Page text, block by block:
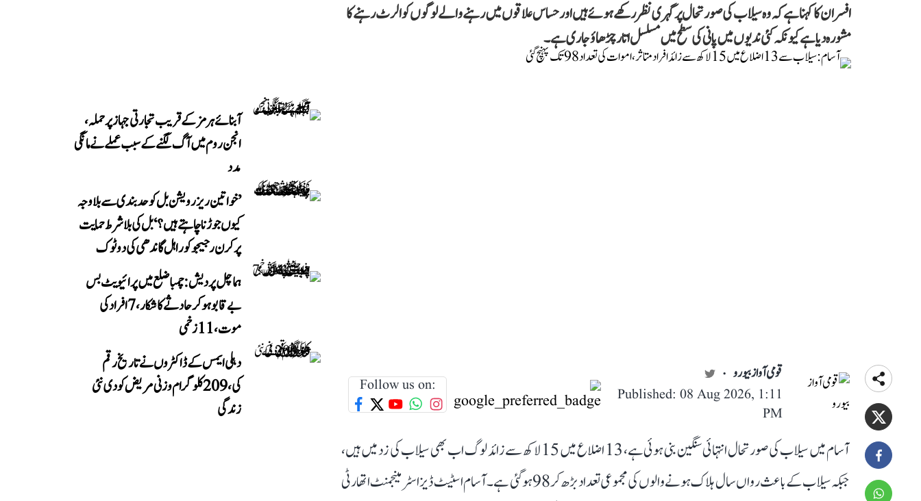
افسران کا کہنا ہے کہ وہ سیلاب کی صورتحال پر گہری نظر رکھے ہوئے ہیں اور حساس علاقوں میں رہنے والے لوگوں کو الرٹ رہنے کا
مشورہ دیا ہے کیونکہ کئی ندیوں میں پانی کی سطح میں مسلسل اتار چڑھاؤ جاری ہے۔
قومی آواز بیورو
Published: 08 Aug 2026, 1:11
PM
Follow us on:
آسام میں سیلاب کی صورتحال انتہائی سنگین بنی ہوئی ہے، 13 اضلاع میں 15 لاکھ سے زائد لوگ اب بھی سیلاب کی زد میں ہیں،
جبکہ سیلاب کے باعث رواں سال ہلاک ہونے والوں کی مجموعی تعداد بڑھ کر 98 ہو گئی ہے۔ آسام اسٹیٹ ڈیزاسٹر مینجمنٹ اتھارٹی
آبنائے ہرمز کے قریب تجارتی جہاز پر حملہ،
انجن روم میں آگ لگنے کے سبب عملے نے مانگی
مدد
’خواتین ریزرویشن بل کو حدبندی سے بلا وجہ
کیوں جوڑنا چاہتے ہیں؟‘ بل کی بلا شرط حمایت
پر کرن رجیجو کو راہل گاندھی کی دوٹوک
ہماچل پردیش: چمبا ضلع میں پرائیویٹ بس
بے قابو ہوکر حادثے کا شکار، 7 افراد کی
موت، 11 زخمی
دہلی ایمس کے ڈاکٹروں نے تاریخ رقم
کی، 209 کلوگرام وزنی مریض کو دی نئی
زندگی